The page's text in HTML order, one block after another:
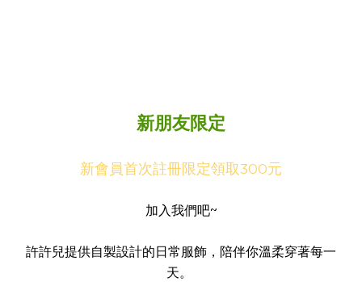
新朋友限定
新會員首次註冊限定領取300元
加入我們吧~
許許兒提供自製設計的日常服飾，陪伴你溫柔穿著每一
天。